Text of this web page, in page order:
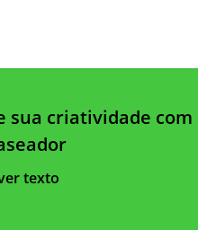
sua criatividade com
texto